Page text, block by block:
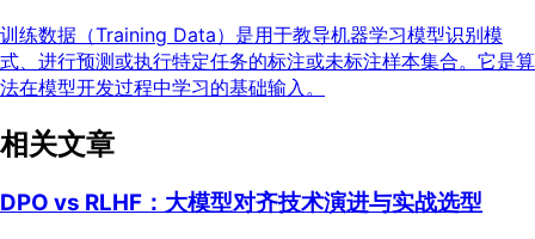
训练数据（Training Data）是用于教导机器学习模型识别模
式、进行预测或执行特定任务的标注或未标注样本集合。它是算
法在模型开发过程中学习的基础输入。
相关文章
DPO vs RLHF：大模型对齐技术演进与实战选型